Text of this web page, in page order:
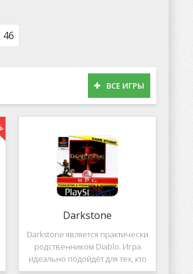
46
ВСЕ ИГРЫ
Darkstone
Darkstone является практически
родственником Diablo. Игра
идеально подойдёт для тех, кто
ищет альтернативу последнему.